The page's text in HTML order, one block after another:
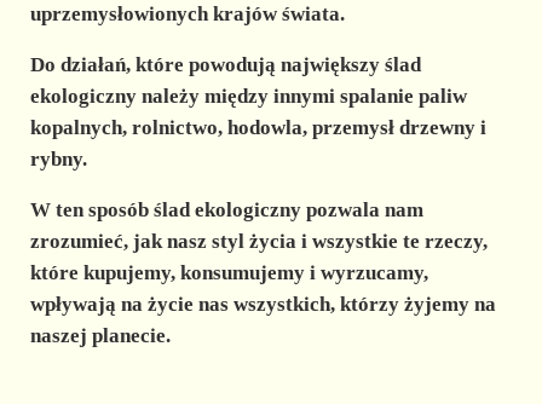
uprzemysłowionych krajów świata.
Do działań, które powodują największy ślad
ekologiczny należy między innymi spalanie paliw
kopalnych, rolnictwo, hodowla, przemysł drzewny i
rybny.
W ten sposób ślad ekologiczny pozwala nam
zrozumieć, jak nasz styl życia i wszystkie te rzeczy,
które kupujemy, konsumujemy i wyrzucamy,
wpływają na życie nas wszystkich, którzy żyjemy na
naszej planecie.